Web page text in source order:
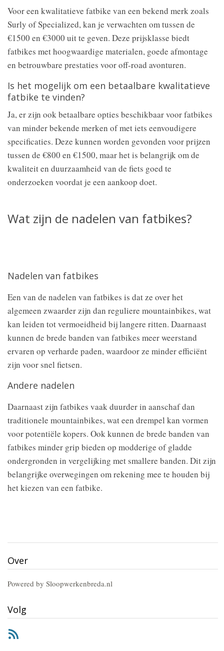
Voor een kwalitatieve fatbike van een bekend merk zoals
Surly of Specialized, kan je verwachten om tussen de
€1500 en €3000 uit te geven. Deze prijsklasse biedt
fatbikes met hoogwaardige materialen, goede afmontage
en betrouwbare prestaties voor off-road avonturen.
Is het mogelijk om een betaalbare kwalitatieve
fatbike te vinden?
Ja, er zijn ook betaalbare opties beschikbaar voor fatbikes
van minder bekende merken of met iets eenvoudigere
specificaties. Deze kunnen worden gevonden voor prijzen
tussen de €800 en €1500, maar het is belangrijk om de
kwaliteit en duurzaamheid van de fiets goed te
onderzoeken voordat je een aankoop doet.
Wat zijn de nadelen van fatbikes?
Nadelen van fatbikes
Een van de nadelen van fatbikes is dat ze over het
algemeen zwaarder zijn dan reguliere mountainbikes, wat
kan leiden tot vermoeidheid bij langere ritten. Daarnaast
kunnen de brede banden van fatbikes meer weerstand
ervaren op verharde paden, waardoor ze minder efficiënt
zijn voor snel fietsen.
Andere nadelen
Daarnaast zijn fatbikes vaak duurder in aanschaf dan
traditionele mountainbikes, wat een drempel kan vormen
voor potentiële kopers. Ook kunnen de brede banden van
fatbikes minder grip bieden op modderige of gladde
ondergronden in vergelijking met smallere banden. Dit zijn
belangrijke overwegingen om rekening mee te houden bij
het kiezen van een fatbike.
Over
Powered by Sloopwerkenbreda.nl
Volg